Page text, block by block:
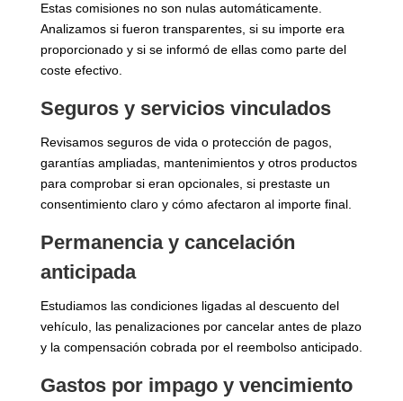
Estas comisiones no son nulas automáticamente.
Analizamos si fueron transparentes, si su importe era
proporcionado y si se informó de ellas como parte del
coste efectivo.
Seguros y servicios vinculados
Revisamos seguros de vida o protección de pagos,
garantías ampliadas, mantenimientos y otros productos
para comprobar si eran opcionales, si prestaste un
consentimiento claro y cómo afectaron al importe final.
Permanencia y cancelación
anticipada
Estudiamos las condiciones ligadas al descuento del
vehículo, las penalizaciones por cancelar antes de plazo
y la compensación cobrada por el reembolso anticipado.
Gastos por impago y vencimiento